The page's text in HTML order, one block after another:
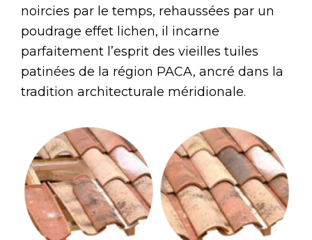
noircies par le temps, rehaussées par un
poudrage effet lichen, il incarne
parfaitement l’esprit des vieilles tuiles
patinées de la région PACA, ancré dans la
tradition architecturale méridionale.